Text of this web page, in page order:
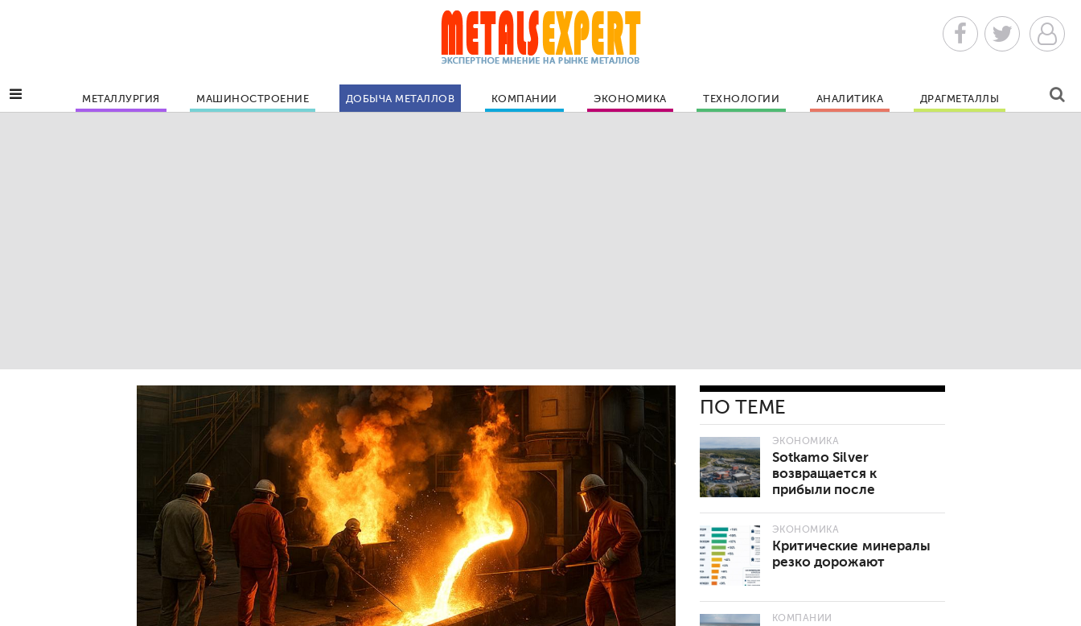
МЕТАЛЛУРГИЯ МАШИНОСТРОЕНИЕ ДОБЫЧА МЕТАЛЛОВ КОМПАНИИ ЭКОНОМИКА ТЕХНОЛОГИИ АНАЛИТИКА ДРАГМЕТАЛЛЫ
ПО ТЕМЕ
ЭКОНОМИКА
Sotkamo Silver
возвращается к
прибыли после
ЭКОНОМИКА
Критические минералы
резко дорожают
КОМПАНИИ